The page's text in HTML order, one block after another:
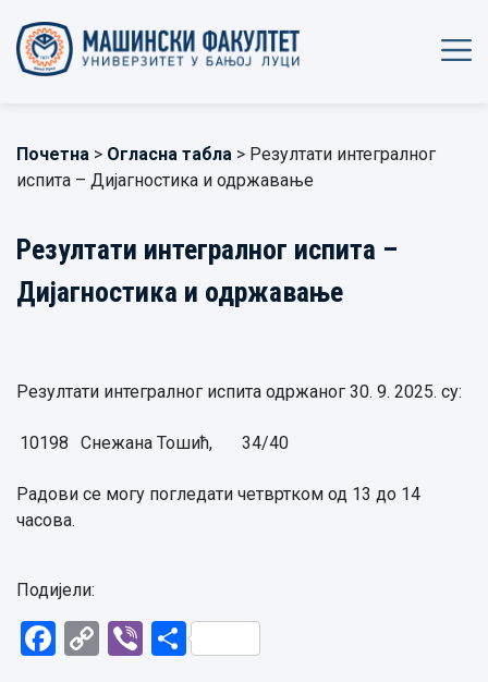
Почетна > Огласна табла > Резултати интегралног
испита – Дијагностика и одржавање
Резултати интегралног испита –
Дијагностика и одржавање
Резултати интегралног испита одржаног 30. 9. 2025. су:
10198 Снежана Тошић, 34/40
Радови се могу погледати четвртком од 13 до 14
часова.
Подијели:
Facebook
CopyViberShare